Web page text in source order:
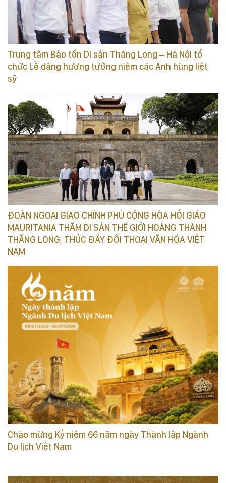
Trung tâm Bảo tồn Di sản Thăng Long – Hà Nội tổ
chức Lễ dâng hương tưởng niệm các Anh hùng liệt
sỹ
ĐOÀN NGOẠI GIAO CHÍNH PHỦ CỘNG HÒA HỒI GIÁO
MAURITANIA THĂM DI SẢN THẾ GIỚI HOÀNG THÀNH
THĂNG LONG, THÚC ĐẨY ĐỐI THOẠI VĂN HÓA VIỆT
NAM
Chào mừng Kỷ niệm 66 năm ngày Thành lập Ngành
Du lịch Việt Nam